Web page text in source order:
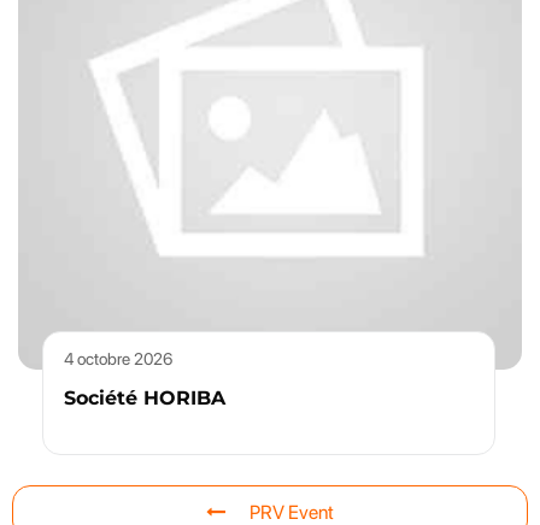
4 octobre 2026
Société HORIBA
PRV Event